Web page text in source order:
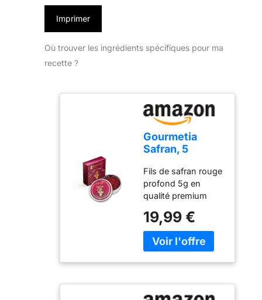
Imprimer
Où trouver les ingrédients spécifiques pour ma
recette ?
Gourmetia
Safran, 5
en pistils,
qualité
supérieure
Fils de safran rouge
profond 5g en
qualité premium
qualité I - ISO
3632-2) Gourmetia
Safran se distingue
spéciale, un arôme
unique Valeurs
19,99 €